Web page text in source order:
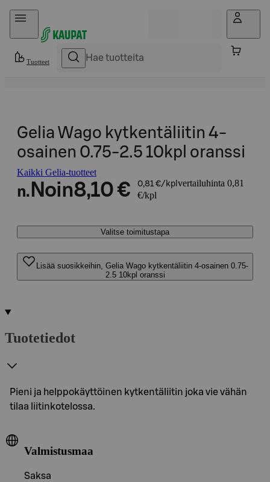
Hyppää sisältöön
Tuotteet
Gelia Wago kytkentäliitin 4-
osainen 0.75-2.5 10kpl oranssi
Kaikki Gelia-tuotteet
n. Noin8,10 € 0,81 €/kpl vertailuhinta 0,81
€/kpl
Valitse toimitustapa
Lisää suosikkeihin, Gelia Wago kytkentäliitin 4-osainen 0.75-
2.5 10kpl oranssi
Tuotetiedot
Pieni ja helppokäyttöinen kytkentäliitin joka vie vähän
tilaa liitinkotelossa.
Valmistusmaa
Saksa